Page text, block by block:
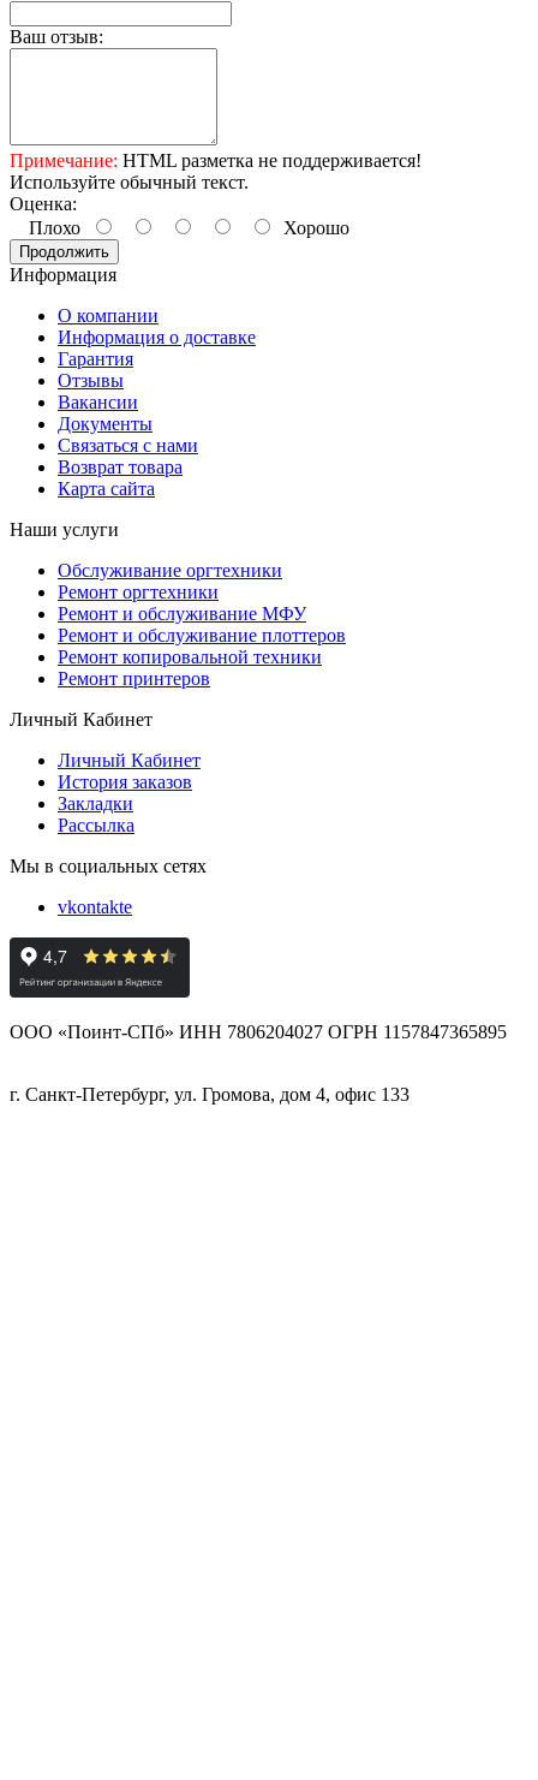
Ваш отзыв:
Примечание: HTML разметка не поддерживается!
Используйте обычный текст.
Оценка:
Плохо
Хорошо
Продолжить
Информация
О компании
Информация о доставке
Гарантия
Отзывы
Вакансии
Документы
Связаться с нами
Возврат товара
Карта сайта
Наши услуги
Обслуживание оргтехники
Ремонт оргтехники
Ремонт и обслуживание МФУ
Ремонт и обслуживание плоттеров
Ремонт копировальной техники
Ремонт принтеров
Личный Кабинет
Личный Кабинет
История заказов
Закладки
Рассылка
Мы в социальных сетях
vkontakte
ООО «Поинт-СПб» ИНН 7806204027 ОГРН 1157847365895
г. Санкт-Петербург, ул. Громова, дом 4, офис 133